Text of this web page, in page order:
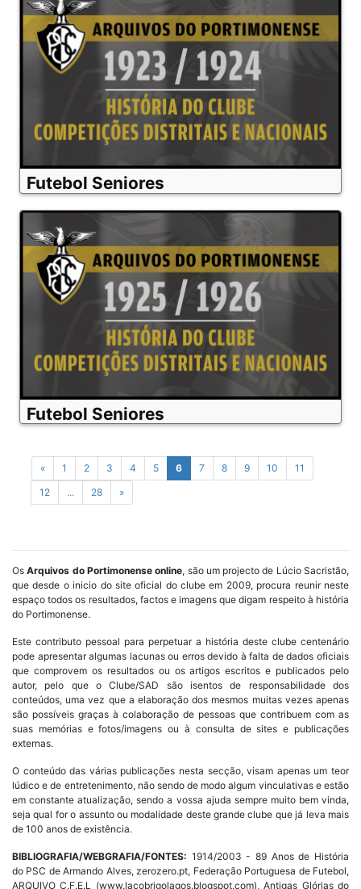
Futebol Seniores
Futebol Seniores
« 1 2 3 4 5 6 7 8 9 10
11
12
... 28 »
OsArquivos do Portimonense online, são um projecto de Lúcio Sacristão,
que desde o inicio do site oficial do clube em 2009, procura reunir neste
espaço todos os resultados, factos e imagens que digam respeito à história
do Portimonense.
Este contributo pessoal para perpetuar a história deste clube centenário
pode apresentar algumas lacunas ou erros devido à falta de dados oficiais
que comprovem os resultados ou os artigos escritos e publicados pelo
autor, pelo que o Clube/SAD são isentos de responsabilidade dos
conteúdos, uma vez que a elaboração dos mesmos muitas vezes apenas
são possíveis graças à colaboração de pessoas que contribuem com as
suas memórias e fotos/imagens ou à consulta de sites e publicações
externas.
O conteúdo das várias publicações nesta secção, visam apenas um teor
lúdico e de entretenimento, não sendo de modo algum vinculativas e estão
em constante atualização, sendo a vossa ajuda sempre muito bem vinda,
seja qual for o assunto ou modalidade deste grande clube que já leva mais
de 100 anos de existência.
BIBLIOGRAFIA/WEBGRAFIA/FONTES: 1914/2003 - 89 Anos de História
do PSC de Armando Alves, zerozero.pt, Federação Portuguesa de Futebol,
ARQUIVO C.F.E.L (www.lacobrigolagos.blogspot.com), Antigas Glórias do